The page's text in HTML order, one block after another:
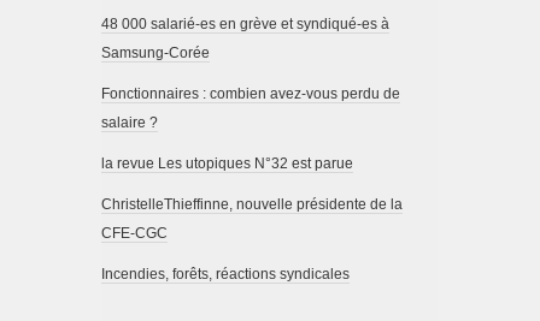
48 000 salarié-es en grève et syndiqué-es à
Samsung-Corée
Fonctionnaires : combien avez-vous perdu de
salaire ?
la revue Les utopiques N°32 est parue
ChristelleThieffinne, nouvelle présidente de la
CFE-CGC
Incendies, forêts, réactions syndicales